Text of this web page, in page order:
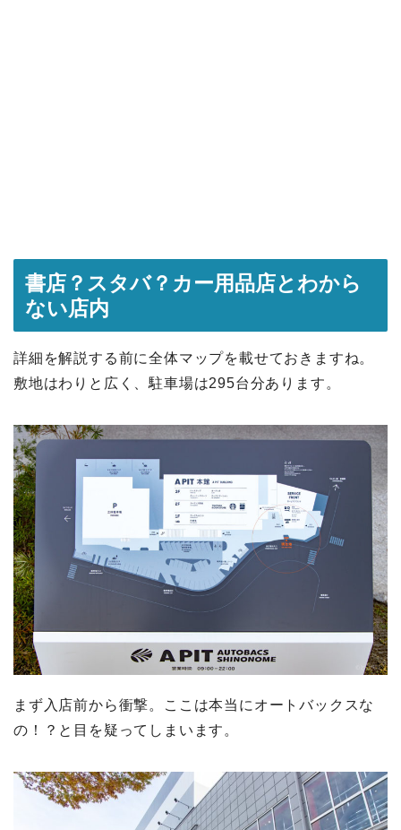
書店？スタバ？カー用品店とわから
ない店内
詳細を解説する前に全体マップを載せておきますね。
敷地はわりと広く、駐車場は295台分あります。
まず入店前から衝撃。ここは本当にオートバックスな
の！？と目を疑ってしまいます。